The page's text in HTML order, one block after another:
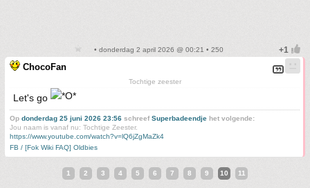
• donderdag 2 april 2026 @ 00:21 • 250
ChocoFan
Tochtige zeester
Let's go
Op donderdag 25 juni 2026 23:56 schreefSuperbadeendje het volgende:
Jou naam is vanaf nu: Tochtige Zeester.
https://www.youtube.com/watch?v=lQ6jZgMaZk4
FB / [Fok Wiki FAQ] Oldbies
1 2 3 4 5 6 7 8 9 10 11